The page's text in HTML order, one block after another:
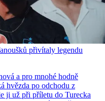
přivítaly legendu
a pro mnohé hodně
hvězda po odchodu z
ji už při příletu do Turecka